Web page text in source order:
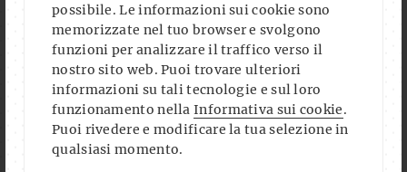
possibile. Le informazioni sui cookie sono
memorizzate nel tuo browser e svolgono
funzioni per analizzare il traffico verso il
nostro sito web. Puoi trovare ulteriori
informazioni su tali tecnologie e sul loro
funzionamento nellaInformativa sui cookie.
Puoi rivedere e modificare la tua selezione in
qualsiasi momento.